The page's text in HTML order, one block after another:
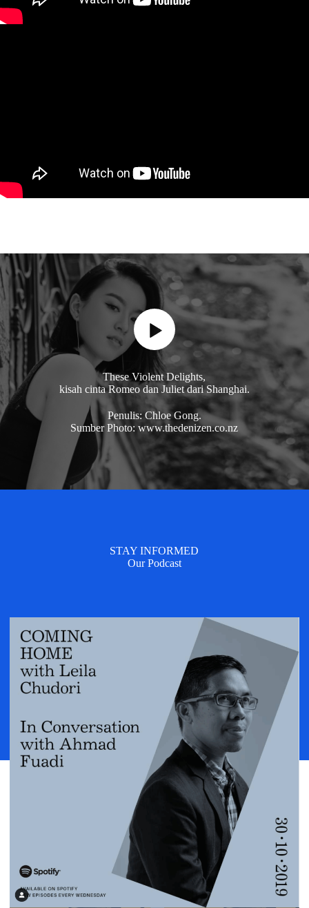
These Violent Delights,
kisah cinta Romeo dan Juliet dari Shanghai.
Penulis: Chloe Gong.
Sumber Photo: www.thedenizen.co.nz
STAY INFORMED
Our Podcast